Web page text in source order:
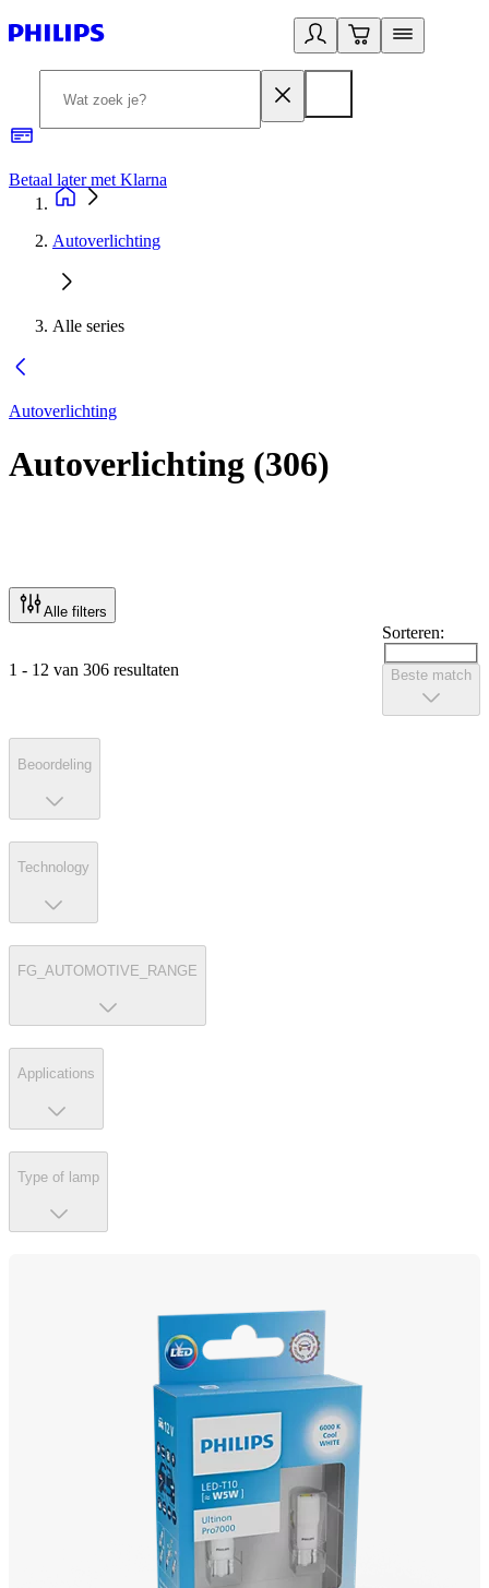
Betaal later met Klarna
Autoverlichting
Alle series
Autoverlichting
Autoverlichting (306)
Alle filters
1 - 12 van 306 resultaten
Sorteren:
Beste match
Beoordeling
Technology
FG_AUTOMOTIVE_RANGE
Applications
Type of lamp